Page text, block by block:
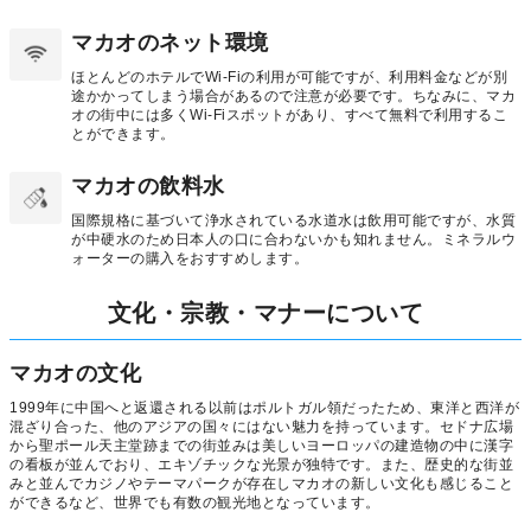
マカオのネット環境
ほとんどのホテルでWi-Fiの利用が可能ですが、利用料金などが別
途かかってしまう場合があるので注意が必要です。ちなみに、マカ
オの街中には多くWi-Fiスポットがあり、すべて無料で利用するこ
とができます。
マカオの飲料水
国際規格に基づいて浄水されている水道水は飲用可能ですが、水質
が中硬水のため日本人の口に合わないかも知れません。ミネラルウ
ォーターの購入をおすすめします。
文化・宗教・マナーについて
マカオの文化
1999年に中国へと返還される以前はポルトガル領だったため、東洋と西洋が
混ざり合った、他のアジアの国々にはない魅力を持っています。セドナ広場
から聖ポール天主堂跡までの街並みは美しいヨーロッパの建造物の中に漢字
の看板が並んでおり、エキゾチックな光景が独特です。また、歴史的な街並
みと並んでカジノやテーマパークが存在しマカオの新しい文化も感じること
ができるなど、世界でも有数の観光地となっています。